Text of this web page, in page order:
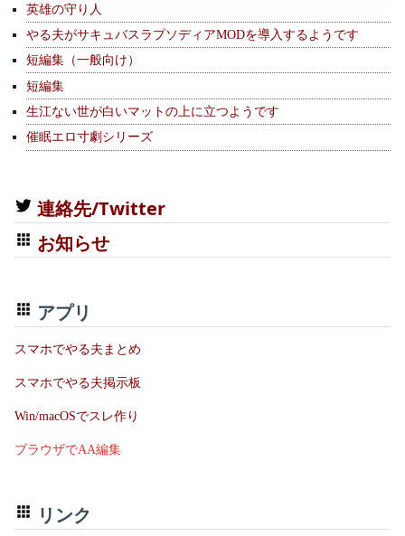
英雄の守り人
やる夫がサキュバスラプソディアMODを導入するようです
短編集（一般向け）
短編集
生江ない世が白いマットの上に立つようです
催眠エロ寸劇シリーズ
連絡先/Twitter
お知らせ
アプリ
スマホでやる夫まとめ
スマホでやる夫掲示板
Win/macOSでスレ作り
ブラウザでAA編集
リンク